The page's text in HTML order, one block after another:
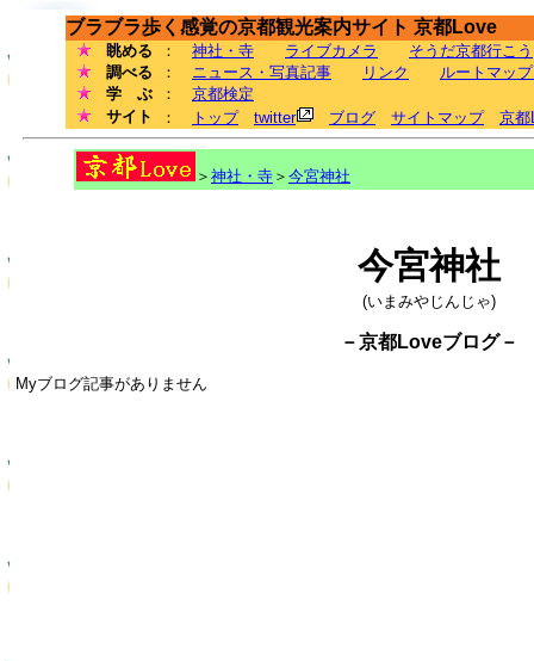
ブラブラ歩く感覚の京都観光案内サイト 京都Love
眺める ： 神社・寺 ライブカメラ
そうだ京都行こう
調べる
： ニュース・写真記事 リンク
ルートマッ
学 ぶ
： 京都検定
サイト
： トップ twitter ブログ サイトマップ 京都
＞ 神社・寺 ＞ 今宮神社
今宮神社
(いまみやじんじゃ)
－京都Loveブログ－
Myブログ記事がありません